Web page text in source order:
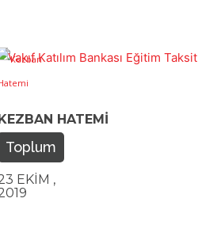
KEZBAN HATEMI
Toplum
EKIM ,